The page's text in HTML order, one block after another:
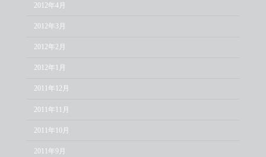
2012年4月
2012年3月
2012年2月
2012年1月
2011年12月
2011年11月
2011年10月
2011年9月